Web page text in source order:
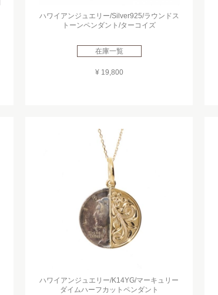
ハワイアンジュエリー/Silver925/ラウンドス
トーンペンダント/ターコイズ
在庫一覧
¥ 19,800
ハワイアンジュエリー/K14YG/マーキュリー
ダイムハーフカットペンダント